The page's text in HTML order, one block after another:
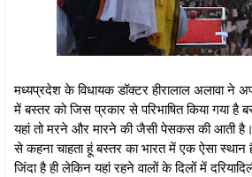
मध्यप्रदेश के विधायक डॉक्टर हीरालाल अलावा ने
में बस्तर को जिस प्रकार से परिभाषित किया गया है
यहां तो मरने और मारने की जैसी पेसकस की आती
से कहना चाहता हूं बस्तर का भारत में एक ऐसा स्थान
जिंदा है ही लेकिन यहां रहने वालों के दिलों में